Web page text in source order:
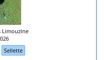
Limouzine
Sellette